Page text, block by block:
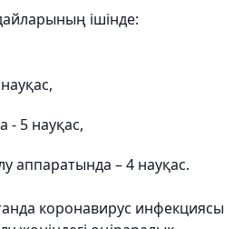
ішінде:
- 5 науқас,
аппаратында – 4 науқас.
коронавирус инфекциясы